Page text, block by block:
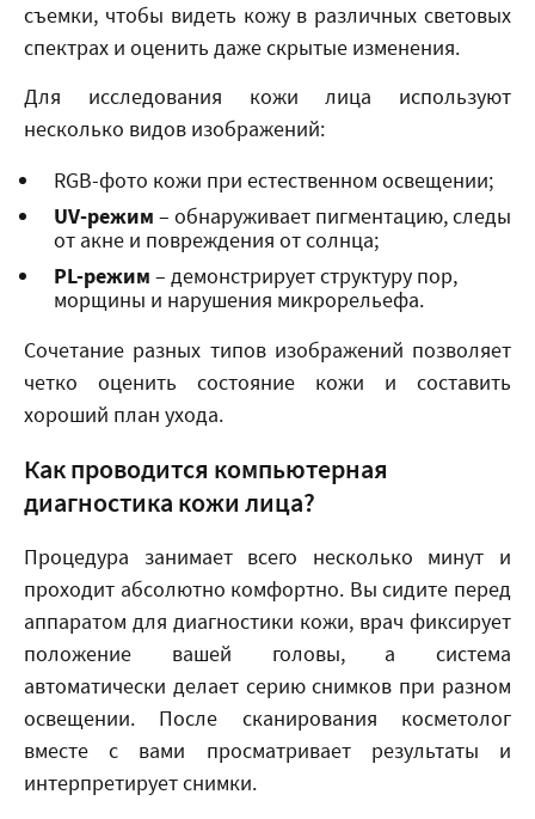
съемки, чтобы видеть кожу в различных световых
спектрах и оценить даже скрытые изменения.
Для исследования кожи лица используют
несколько видов изображений:
RGB-фото кожи при естественном освещении;
UV-режим – обнаруживает пигментацию, следы
от акне и повреждения от солнца;
PL-режим – демонстрирует структуру пор,
морщины и нарушения микрорельефа.
Сочетание разных типов изображений позволяет
четко оценить состояние кожи и составить
хороший план ухода.
Как проводится компьютерная
диагностика кожи лица?
Процедура занимает всего несколько минут и
проходит абсолютно комфортно. Вы сидите перед
аппаратом для диагностики кожи, врач фиксирует
положение вашей головы, а система
автоматически делает серию снимков при разном
освещении. После сканирования косметолог
вместе с вами просматривает результаты и
интерпретирует снимки.